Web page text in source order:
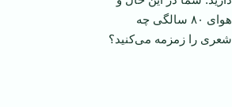
هوای ۸۰ سالگی چه
شعری را زمزمه می‌کنید؟